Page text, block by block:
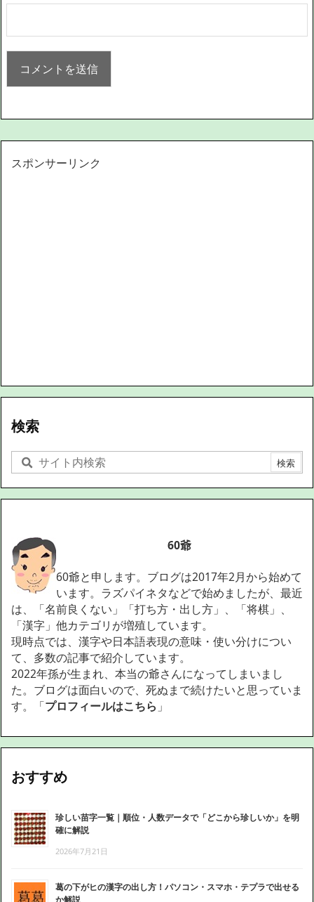
スポンサーリンク
検索
60爺
60爺と申します。ブログは2017年2月から始めて
います。ラズパイネタなどで始めましたが、最近
は、「名前良くない」「打ち方・出し方」、「将棋」、
「漢字」他カテゴリが増殖しています。
現時点では、漢字や日本語表現の意味・使い分けについ
て、多数の記事で紹介しています。
2022年孫が生まれ、本当の爺さんになってしまいまし
た。ブログは面白いので、死ぬまで続けたいと思っていま
す。「プロフィールはこちら 」
おすすめ
珍しい苗字一覧｜順位・人数データで「どこから珍しいか」を明
確に解説
2026年7月21日
葛の下がヒの漢字の出し方！パソコン・スマホ・テプラで出せる
か解説